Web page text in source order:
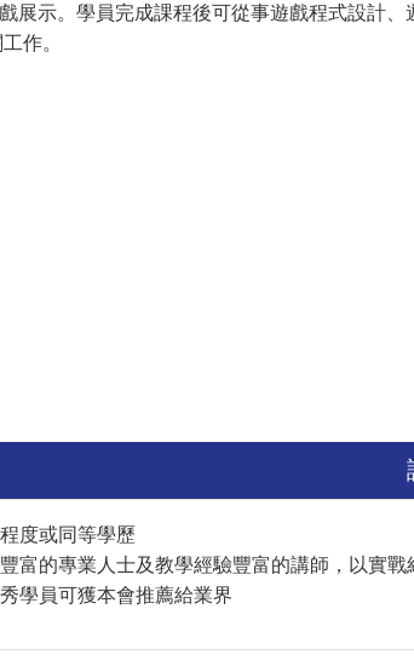
展示。學員完成課程後可從事遊戲程式設計、
作。
度或同等學歷
富的專業人士及教學經驗豐富的講師，以實
學員可獲本會推薦給業界